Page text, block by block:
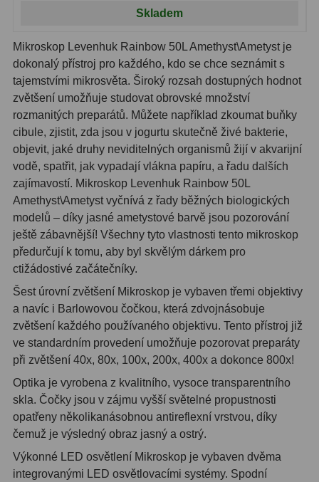
Sklíčka 8
Mikroskopicke sady3
Meteostanice
Domácí 21
Pokročilé5
Profesionální 9
Čidla2
Teploměry a vlhkoměry
Foto stativy10
Ostatní179
Literatura11
Lupy
Dárkové poukazy 29
Kufry a tašky 64
Skladem
Mikroskop Levenhuk Rainbow 50L Amethyst\Ametyst je
dokonalý přístroj pro každého, kdo se chce seznámit s
tajemstvími mikrosvěta. Široký rozsah dostupných hodnot
zvětšení umožňuje studovat obrovské množství
rozmanitých preparátů. Můžete například zkoumat buňky
cibule, zjistit, zda jsou v jogurtu skutečně živé bakterie,
objevit, jaké druhy neviditelných organismů žijí v akvarijní
vodě, spatřit, jak vypadají vlákna papíru, a řadu dalších
zajímavostí. Mikroskop Levenhuk Rainbow 50L
Amethyst\Ametyst vyčnívá z řady běžných biologických
modelů – díky jasné ametystové barvě jsou pozorování
ještě zábavnější! Všechny tyto vlastnosti tento mikroskop
předurčují k tomu, aby byl skvělým dárkem pro
ctižádostivé začátečníky.
Šest úrovní zvětšení Mikroskop je vybaven třemi objektivy
a navíc i Barlowovou čočkou, která zdvojnásobuje
zvětšení každého používaného objektivu. Tento přístroj již
ve standardním provedení umožňuje pozorovat preparáty
při zvětšení 40x, 80x, 100x, 200x, 400x a dokonce 800x!
Optika je vyrobena z kvalitního, vysoce transparentního
skla. Čočky jsou v zájmu vyšší světelné propustnosti
opatřeny několikanásobnou antireflexní vrstvou, díky
čemuž je výsledný obraz jasný a ostrý.
Výkonné LED osvětlení Mikroskop je vybaven dvěma
integrovanými LED osvětlovacími systémy. Spodní